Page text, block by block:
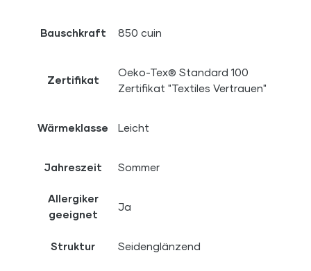
Bauschkraft 850 cuin
Zertifikat
Oeko-Tex® Standard 100
Zertifikat "Textiles Vertrauen"
Wärmeklasse Leicht
Jahreszeit Sommer
Allergiker
geeignet
Ja
Struktur Seidenglänzend